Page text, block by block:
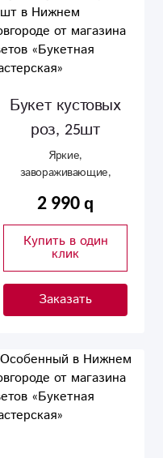
Букет кустовых
роз, 25шт
Яркие,
завораживающие,
2 990
Купить в один
клик
Заказать